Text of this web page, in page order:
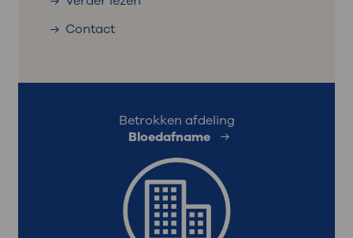
Contact
Betrokken afdeling
Bloedafname